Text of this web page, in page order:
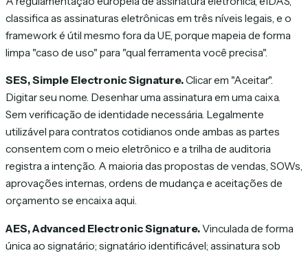
classifica as assinaturas eletrônicas em três níveis legais, e o
framework é útil mesmo fora da UE, porque mapeia de forma
limpa "caso de uso" para "qual ferramenta você precisa".
SES, Simple Electronic Signature.Clicar em "Aceitar".
Digitar seu nome. Desenhar uma assinatura em uma caixa.
Sem verificação de identidade necessária. Legalmente
utilizável para contratos cotidianos onde ambas as partes
consentem com o meio eletrônico e a trilha de auditoria
registra a intenção. A maioria das propostas de vendas, SOWs,
aprovações internas, ordens de mudança e aceitações de
orçamento se encaixa aqui.
AES, Advanced Electronic Signature.Vinculada de forma
única ao signatário; signatário identificável; assinatura sob